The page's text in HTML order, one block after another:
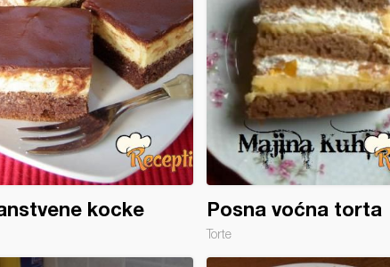
kocke Posna voćna torta
Torte